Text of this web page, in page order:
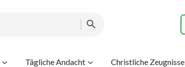
Tägliche Andacht Christliche Zeugnisse